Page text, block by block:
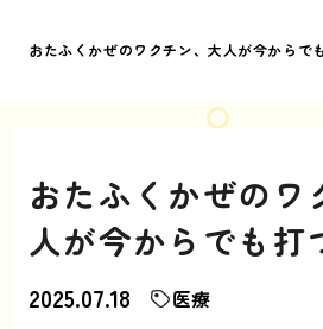
おたふくかぜのワクチン、大人が今からで
おたふくかぜのワ
人が今からでも打
2025.07.18 医療